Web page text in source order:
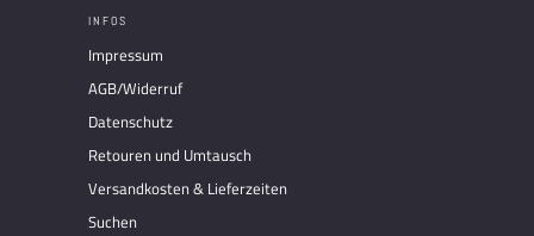
INFOS
Impressum
AGB/Widerruf
Datenschutz
Retouren und Umtausch
Versandkosten & Lieferzeiten
Suchen